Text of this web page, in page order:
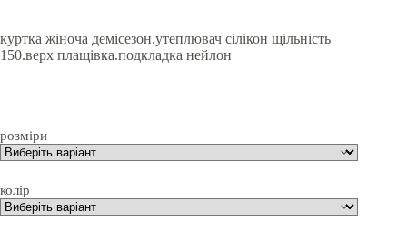
куртка жіноча демісезон.утеплювач сілікон щільність
150.верх плащівка.подкладка нейлон
розміри
колір